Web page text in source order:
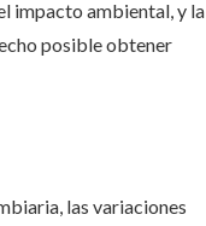
impacto ambiental, y la
posible obtener
las variaciones